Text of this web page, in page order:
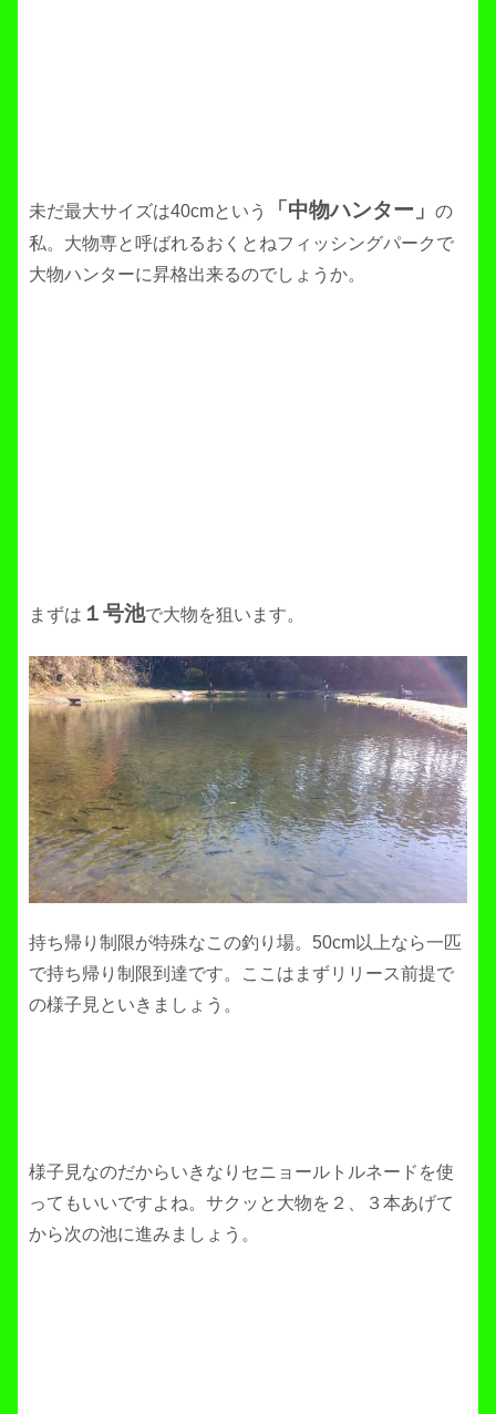
未だ最大サイズは40cmという 「中物ハンター」 の
私。大物専と呼ばれるおくとねフィッシングパークで
大物ハンターに昇格出来るのでしょうか。
まずは １号池で大物を狙います。
持ち帰り制限が特殊なこの釣り場。50cm以上なら一匹
で持ち帰り制限到達です。ここはまずリリース前提で
の様子見といきましょう。
様子見なのだからいきなりセニョールトルネードを使
ってもいいですよね。サクッと大物を２、３本あげて
から次の池に進みましょう。